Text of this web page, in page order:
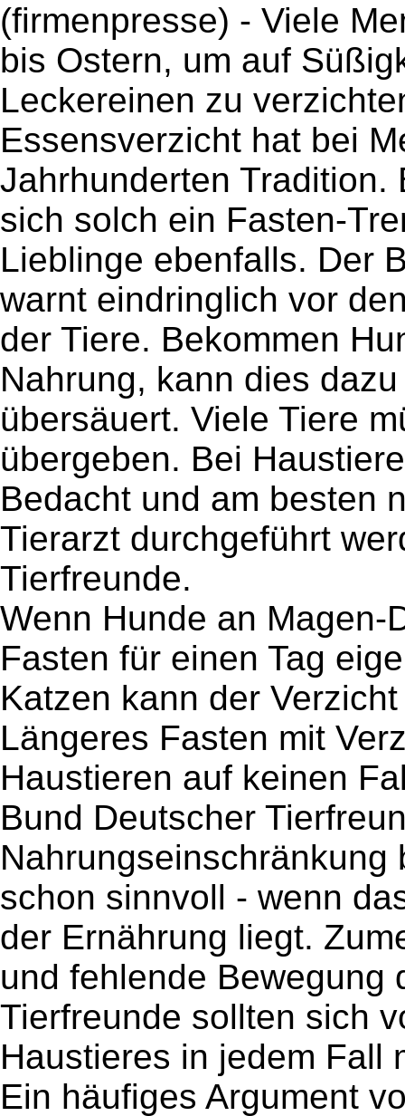
(firmenpresse) - Viele
bis Ostern, um auf
Leckereinen zu
Essensverzicht hat bei
Jahrhunderten Tradition.
sich solch ein Fasten-
Lieblinge ebenfalls. Der
warnt eindringlich vor
der Tiere. Bekommen
Nahrung, kann dies
übersäuert. Viele Tiere
übergeben. Bei
Bedacht und am besten
Tierarzt durchgeführt
Tierfreunde.
Wenn Hunde an Magen-
Fasten für einen Tag
Katzen kann der
Längeres Fasten mit
Haustieren auf keinen
Bund Deutscher
Nahrungseinschränkung
schon sinnvoll - wenn
der Ernährung liegt.
und fehlende Bewegung
Tierfreunde sollten sich
Haustieres in jedem Fall
Ein häufiges Argument